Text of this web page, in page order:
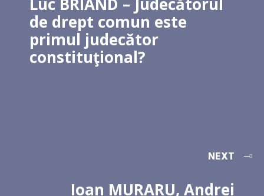
de drept comun este
primul judecător
constituţional?
NEXT
Ioan MURARU, Andrei